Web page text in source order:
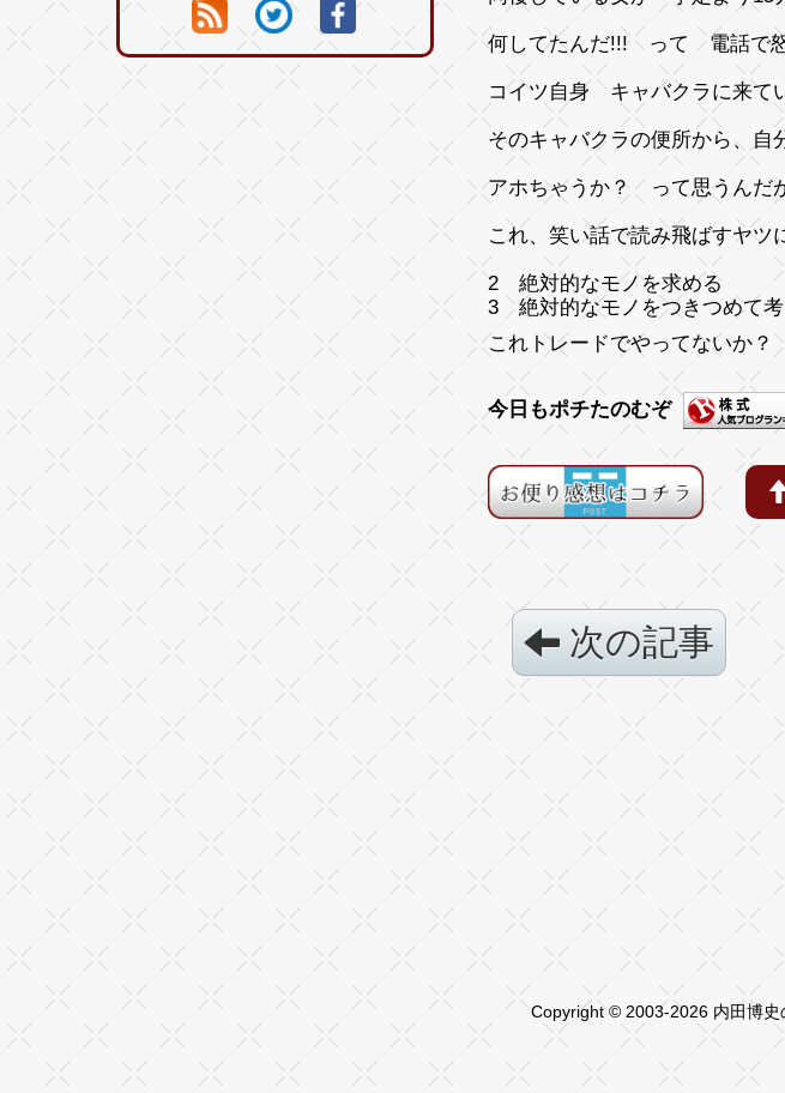
何してたんだ!!! って 電話で怒
コイツ自身 キャバクラに来て
そのキャバクラの便所から、自
アホちゃうか？ って思うんだ
これ、笑い話で読み飛ばすヤツ
2 絶対的なモノを求める
3 絶対的なモノをつきつめて考
これトレードでやってないか？
今日もポチたのむぞ
次の記事
Copyright © 2003-2026 内田博史